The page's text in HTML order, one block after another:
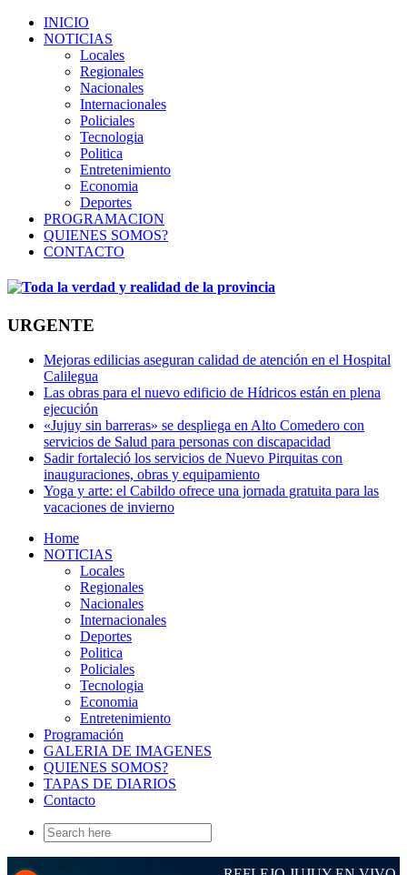
INICIO
NOTICIAS
Locales
Regionales
Nacionales
Internacionales
Policiales
Tecnologia
Politica
Entretenimiento
Economia
Deportes
PROGRAMACION
QUIENES SOMOS?
CONTACTO
URGENTE
Mejoras edilicias aseguran calidad de atención en el Hospital
Calilegua
Las obras para el nuevo edificio de Hídricos están en plena
ejecución
«Jujuy sin barreras» se despliega en Alto Comedero con
servicios de Salud para personas con discapacidad
Sadir fortaleció los servicios de Nuevo Pirquitas con
inauguraciones, obras y equipamiento
Yoga y arte: el Cabildo ofrece una jornada gratuita para las
vacaciones de invierno
Home
NOTICIAS
Locales
Regionales
Nacionales
Internacionales
Deportes
Politica
Policiales
Tecnologia
Economia
Entretenimiento
Programación
GALERIA DE IMAGENES
QUIENES SOMOS?
TAPAS DE DIARIOS
Contacto
Search
for: